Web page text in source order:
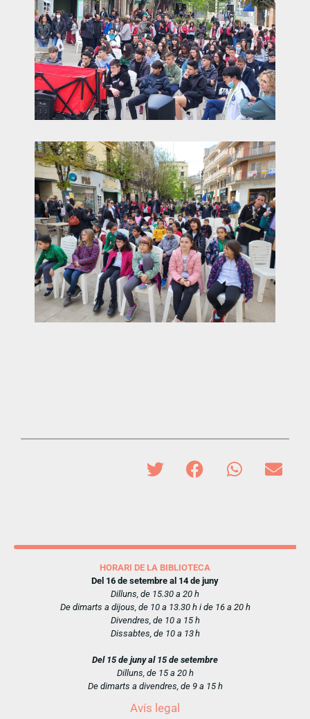
HORARI DE LA BIBLIOTECA
Del 16 de setembre al 14 de juny
Dilluns, de 15.30 a 20 h
De dimarts a dijous, de 10 a 13.30 h i de 16 a 20 h
Divendres, de 10 a 15 h
Dissabtes, de 10 a 13 h
Del 15 de juny al 15 de setembre
Dilluns, de 15 a 20 h
De dimarts a divendres, de 9 a 15 h
Avís legal